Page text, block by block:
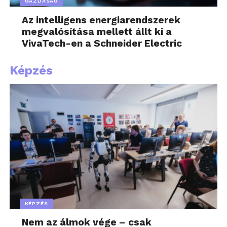
„A mesterséges
intelligencia új igényeket
támaszt a vízellátással
szemben, de a kihívás
kezeléséhez szükséges
eszközök már
rendelkezésre állnak. A
fejlett vízkezelési
Az intelligens energiarendszerek
megvalósítása mellett állt ki a
VivaTech-en a Schneider Electric
Képzés
KÉPZÉS
Nem az álmok vége – csak